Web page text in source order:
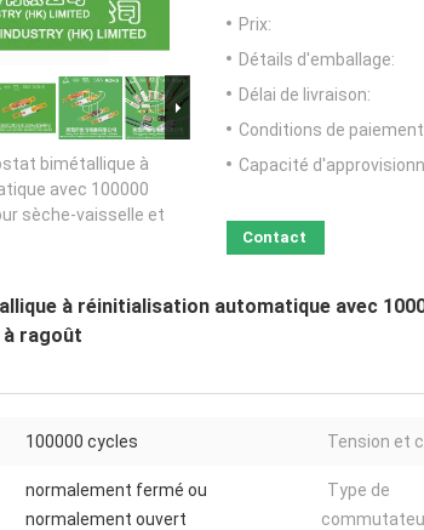
bimétallique à
avec 100000
sèche-vaisselle et
Prix:
Détails d'emballage:
Délai de livraison:
Conditions de
Capacité
Contact
à réinitialisation automatique avec
ragoût
100000 cycles Tension et
normalement fermé ou
normalement ouvert
Type de